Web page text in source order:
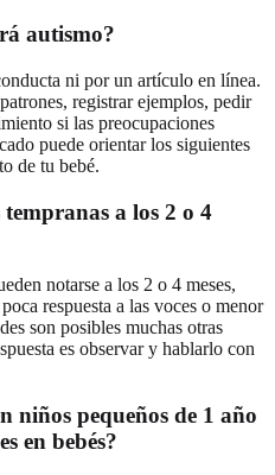
autismo?
ni por un artículo en línea.
registrar ejemplos, pedir
si las preocupaciones
puede orientar los siguientes
de tu bebé.
tempranas a los 2 o 4
notarse a los 2 o 4 meses,
respuesta a las voces o menor
son posibles muchas otras
es observar y hablarlo con
niños pequeños de 1 año
en bebés?